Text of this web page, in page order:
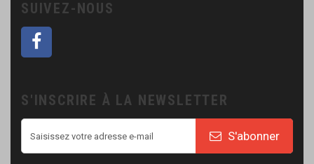
SUIVEZ-NOUS
S'INSCRIRE À LA NEWSLETTER
S'abonner